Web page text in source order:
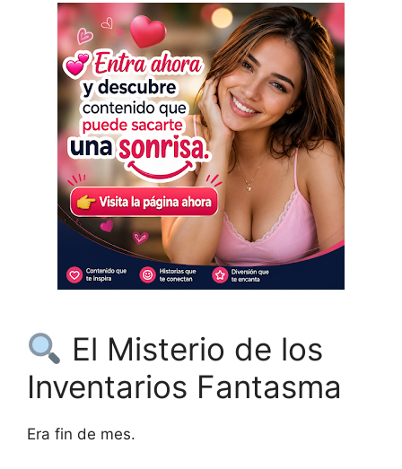
El Misterio de los
Inventarios Fantasma
Era fin de mes.